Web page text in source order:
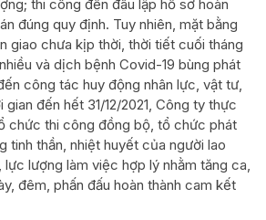
thi công đến đâu lập hồ sơ hoàn
đúng quy định. Tuy nhiên, mặt bằng
giao chưa kịp thời, thời tiết cuối tháng
và dịch bệnh Covid-19 bùng phát
công tác huy động nhân lực, vật tư,
đến hết 31/12/2021, Công ty thực
chức thi công đồng bộ, tổ chức phát
tinh thần, nhiệt huyết của người lao
lượng làm việc hợp lý nhằm tăng ca,
đêm, phấn đấu hoàn thành cam kết